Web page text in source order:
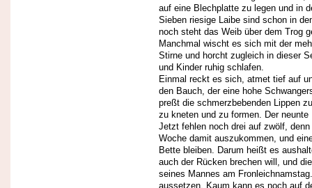
auf eine Blechplatte zu legen und in
Sieben riesige Laibe sind schon in
noch steht das Weib über dem Trog
Manchmal wischt es sich mit der
Stirne und horcht zugleich in dieser
und Kinder ruhig schlafen.
Einmal reckt es sich, atmet tief auf
den Bauch, der eine hohe
preßt die schmerzbebenden Lippen
zu kneten und zu formen. Der neunte
Jetzt fehlen noch drei auf zwölf,
Woche damit auszukommen, und
Bette bleiben. Darum heißt es
auch der Rücken brechen will, und
seines Mannes am
aussetzen. Kaum kann es noch auf